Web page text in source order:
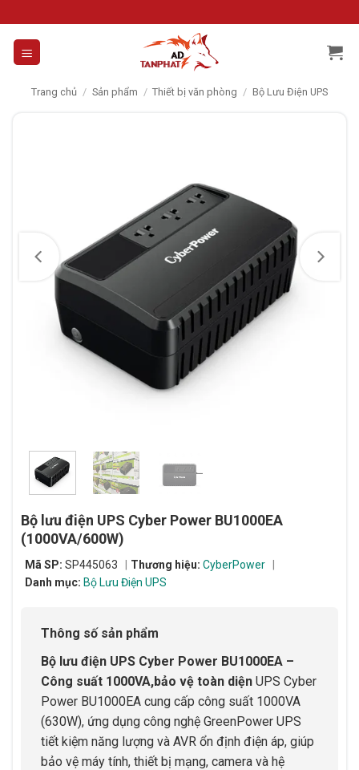
to
content
Trang chủ / Sản phẩm / Thiết bị văn phòng / Bộ Lưu Điện UPS
Bộ lưu điện UPS Cyber Power BU1000EA
(1000VA/600W)
Mã SP: SP445063 Thương hiệu: CyberPower
Danh mục: Bộ Lưu Điện UPS
Thông số sản phẩm
Bộ lưu điện UPS Cyber Power BU1000EA –
Công suất 1000VA,bảo vệ toàn diện UPS Cyber
Power BU1000EA cung cấp công suất 1000VA
(630W), ứng dụng công nghệ GreenPower UPS
tiết kiệm năng lượng và AVR ổn định điện áp, giúp
bảo vệ máy tính, thiết bị mạng, camera và hệ